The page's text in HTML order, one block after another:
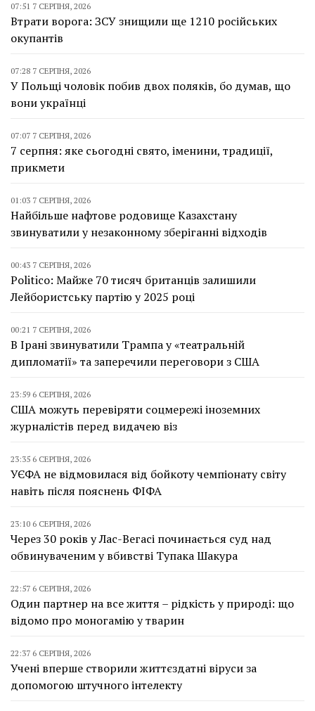
07:51 7 СЕРПНЯ, 2026
Втрати ворога: ЗСУ знищили ще 1210 російських
окупантів
07:28 7 СЕРПНЯ, 2026
У Польщі чоловік побив двох поляків, бо думав, що
вони українці
07:07 7 СЕРПНЯ, 2026
7 серпня: яке сьогодні свято, іменини, традиції,
прикмети
01:03 7 СЕРПНЯ, 2026
Найбільше нафтове родовище Казахстану
звинуватили у незаконному зберіганні відходів
00:43 7 СЕРПНЯ, 2026
Politico: Майже 70 тисяч британців залишили
Лейбористську партію у 2025 році
00:21 7 СЕРПНЯ, 2026
В Ірані звинуватили Трампа у «театральній
дипломатії» та заперечили переговори з США
23:59 6 СЕРПНЯ, 2026
США можуть перевіряти соцмережі іноземних
журналістів перед видачею віз
23:35 6 СЕРПНЯ, 2026
УЄФА не відмовилася від бойкоту чемпіонату світу
навіть після пояснень ФІФА
23:10 6 СЕРПНЯ, 2026
Через 30 років у Лас-Вегасі починається суд над
обвинуваченим у вбивстві Тупака Шакура
22:57 6 СЕРПНЯ, 2026
Один партнер на все життя – рідкість у природі: що
відомо про моногамію у тварин
22:37 6 СЕРПНЯ, 2026
Учені вперше створили життєздатні віруси за
допомогою штучного інтелекту